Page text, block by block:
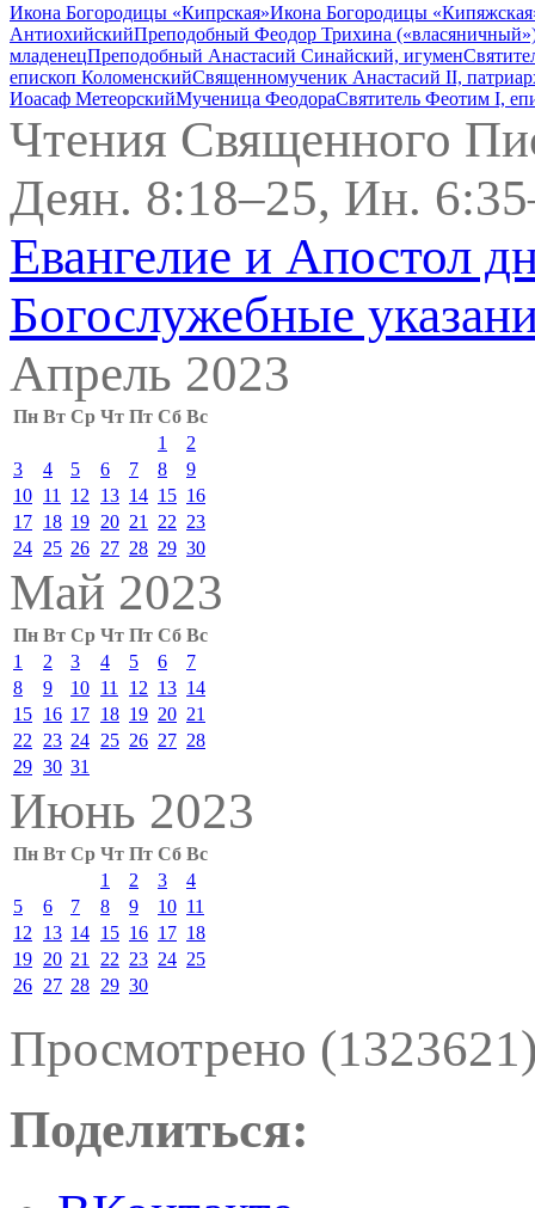
Икона Богородицы «Кипрская»Икона Богородицы
АнтиохийскийПреподобный Феодор Трихина
младенецПреподобный Анастасий Синайский, игумен
епископ КоломенскийСвященномученик Анастасий II,
Иоасаф МетеорскийМученица ФеодораСвятитель Феотим I,
Чтения Священного
Деян. 8:18–25, Ин.
Евангелие и Апостол
Богослужебные
Апрель 2023
Пн Вт Ср Чт Пт Сб Вс
1
2
3
4 5 6 7 8
9
10 11 12 13 14 15 16
17 18 19 20 21 22 23
24 25 26 27 28 29 30
Май 2023
Пн Вт Ср Чт Пт Сб Вс
1
2 3 4 5 6
7
8
9 10 11 12 13 14
15 16 17 18 19 20 21
22
23 24 25 26 27 28
29 30 31
Июнь 2023
Пн Вт Ср Чт Пт Сб Вс
1
2 3
4
5
6 7 8 9 10 11
12
13 14 15 16 17 18
19 20 21 22 23 24 25
26 27 28 29 30
Просмотрено
Поделиться: